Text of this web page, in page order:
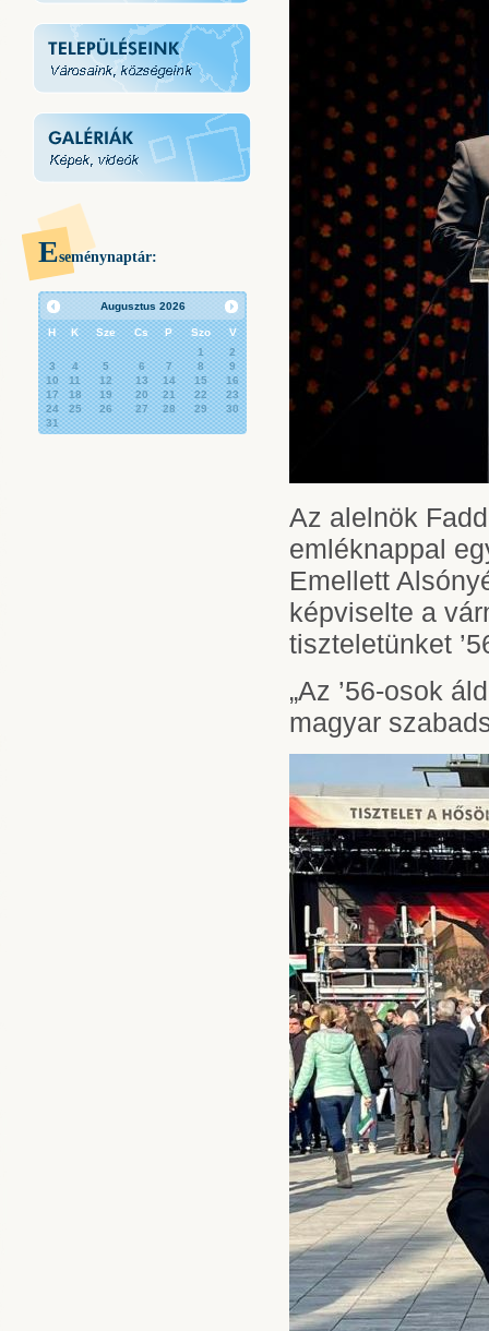
Eseménynaptár:
Augusztus 2026
H K Sze Cs P Szo
V
1
2
3
4 5 6 7 8
9
10
11 12 13 14 15
16
17
18 19 20 21 22
23
24
25 26 27 28 29
30
31
Az alelnök
emléknappal
Emellett
képviselte a
tiszteletünket
„Az ’56-osok
magyar